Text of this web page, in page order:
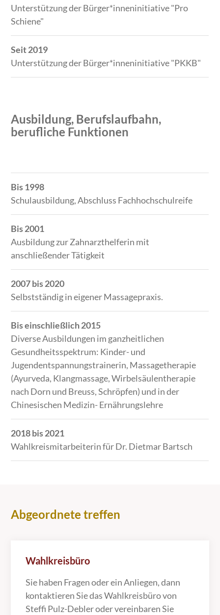
Unterstützung der Bürger*inneninitiative "Pro
Schiene"
Seit 2019
Unterstützung der Bürger*inneninitiative "PKKB"
Ausbildung, Berufslaufbahn,
berufliche Funktionen
Zeitraum
Tätigkeit
Bis 1998
Schulausbildung, Abschluss Fachhochschulreife
Bis 2001
Ausbildung zur Zahnarzthelferin mit
anschließender Tätigkeit
2007 bis 2020
Selbstständig in eigener Massagepraxis.
Bis einschließlich 2015
Diverse Ausbildungen im ganzheitlichen
Gesundheitsspektrum: Kinder- und
Jugendentspannungstrainerin, Massagetherapie
(Ayurveda, Klangmassage, Wirbelsäulentherapie
nach Dorn und Breuss, Schröpfen) und in der
Chinesischen Medizin- Ernährungslehre
2018 bis 2021
Wahlkreismitarbeiterin für Dr. Dietmar Bartsch
Abgeordnete treffen
Wahlkreisbüro
Sie haben Fragen oder ein Anliegen, dann
kontaktieren Sie das Wahlkreisbüro von
Steffi Pulz-Debler oder vereinbaren Sie